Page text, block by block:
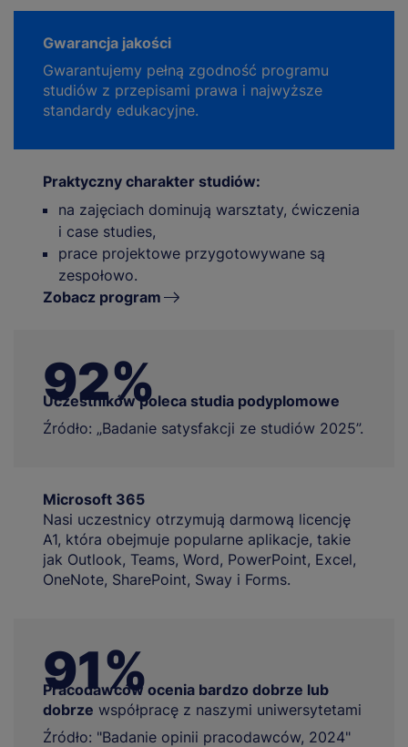
Gwarancja jakości
Gwarantujemy pełną zgodność programu
studiów z przepisami prawa i najwyższe
standardy edukacyjne.
Praktyczny charakter studiów:
na zajęciach dominują warsztaty, ćwiczenia
i case studies,
prace projektowe przygotowywane są
zespołowo.
Zobacz program
92%
Uczestników poleca studia podyplomowe
Źródło: „Badanie satysfakcji ze studiów 2025”.
Microsoft 365
Nasi uczestnicy otrzymują darmową licencję
A1, która obejmuje popularne aplikacje, takie
jak Outlook, Teams, Word, PowerPoint, Excel,
OneNote, SharePoint, Sway i Forms.
91%
Pracodawców ocenia bardzo dobrze lub
dobrze współpracę z naszymi uniwersytetami
Źródło: "Badanie opinii pracodawców, 2024"